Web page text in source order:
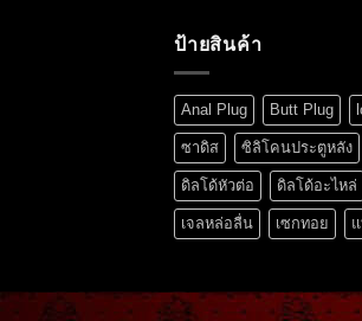
ป้ายสินค้า
Anal Plug Butt Plug
ซาดิส ซิลิโคนประตูหลัง
ดิลโด้หัวต่อ ดิลโด้อะไหล่
เจลหล่อลื่น เซกทอย